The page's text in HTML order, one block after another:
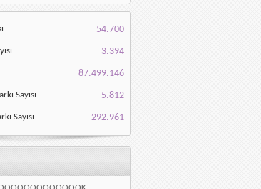
54.700
3.394
87.499.146
Sayısı 5.812
Sayısı 292.961